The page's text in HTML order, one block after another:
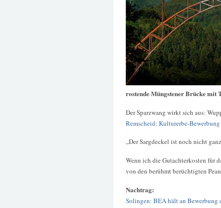
rostende Müngstener Brücke mit
Der Sparzwang wirkt sich aus:
Remscheid: Kulturerbe-
„Der Sargdeckel ist noch nicht
Wenn ich die Gutachterkosten für
von den berühmt berüchtigten
Nachtrag:
Solingen: BEA hält an Bewerbung